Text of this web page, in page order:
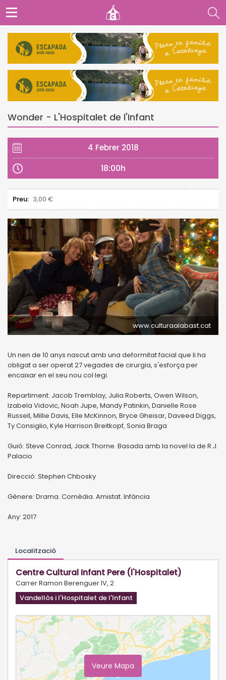
Wonder - L'Hospitalet de l'Infant
4 Febrer 2018
18:00h
Preu: 3,00 €
www.culturaalabast.cat
Un nen de 10 anys nascut amb una deformitat facial que li ha
obligat a ser operat 27 vegades de cirurgia, s'esforça per
encaixar en el seu nou col·legi.
Repartiment: Jacob Tremblay, Julia Roberts, Owen Wilson,
Izabela Vidovic, Noah Jupe, Mandy Patinkin, Danielle Rose
Russell, Millie Davis, Elle McKinnon, Bryce Gheisar, Daveed Diggs,
Ty Consiglio, Kyle Harrison Breitkopf, Sonia Braga
Guió: Steve Conrad, Jack Thorne. Basada amb la novel·la de R.J.
Palacio
Direcció: Stephen Chbosky
Gènere: Drama. Comèdia. Amistat. Infància
Any: 2017
Localització
Centre Cultural Infant Pere (l'Hospitalet)
Carrer Ramon Berenguer IV, 2
Vandellòs i l'Hospitalet de l'Infant
Veure Mapa